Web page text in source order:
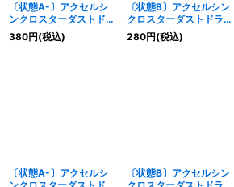
〔状態A-〕アクセルシ
ンクロスターダストドラ
ゴン【レリーフ】
{HC01-JP022}《シン
380円(税込)
〔状態B〕アクセルシン
クロスターダストドラゴ
ン【レリーフ】{HC01-
JP022}《シンクロ》
280円(税込)
〔状態A-〕アクセルシ
〔状態B〕アクセルシン